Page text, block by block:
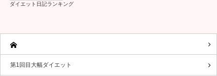
ダイエット日記ランキング
第1回目大幅ダイエット